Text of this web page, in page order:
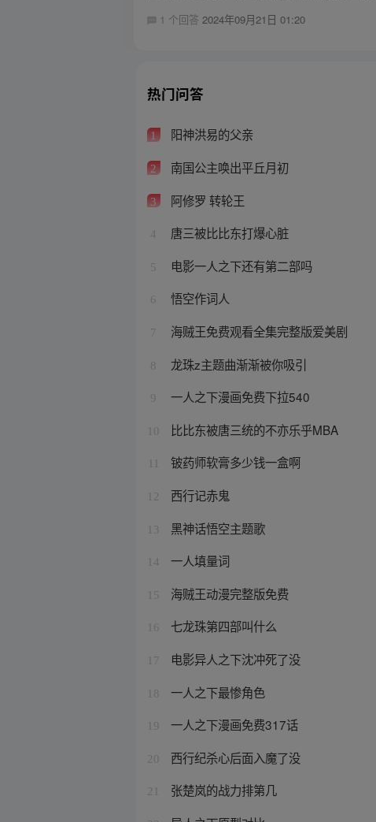
1 个回答2024年09月21日 01:20
热门问答
1 阳神洪易的父亲
2 南国公主唤出平丘月初
3 阿修罗 转轮王
4 唐三被比比东打爆心脏
5 电影一人之下还有第二部吗
6 悟空作词人
7 海贼王免费观看全集完整版爱美剧
8 龙珠z主题曲渐渐被你吸引
9 一人之下漫画免费下拉540
10 比比东被唐三统的不亦乐乎MBA
铍药师软膏多少钱一盒啊
12 西行记赤鬼
13 黑神话悟空主题歌
14 一人填量词
15 海贼王动漫完整版免费
16 七龙珠第四部叫什么
17 电影异人之下沈冲死了没
18 一人之下最惨角色
19 一人之下漫画免费317话
20 西行纪杀心后面入魔了没
21 张楚岚的战力排第几